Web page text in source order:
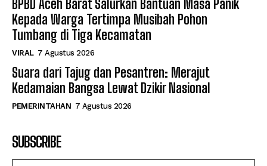
BPBD Aceh Barat Salurkan Bantuan Masa Panik
Kepada Warga Tertimpa Musibah Pohon
Tumbang di Tiga Kecamatan
VIRAL 7 Agustus 2026
Suara dari Tajug dan Pesantren: Merajut
Kedamaian Bangsa Lewat Dzikir Nasional
PEMERINTAHAN 7 Agustus 2026
SUBSCRIBE